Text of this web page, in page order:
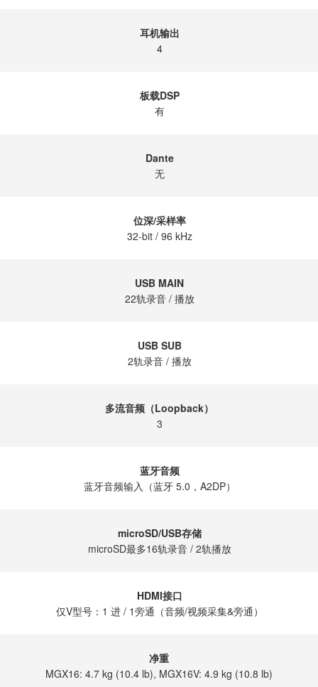
耳机输出
4
板载DSP
有
Dante
无
位深/采样率
32-bit / 96 kHz
USB MAIN
22轨录音 / 播放
USB SUB
2轨录音 / 播放
多流音频（Loopback）
3
蓝牙音频
蓝牙音频输入（蓝牙 5.0，A2DP）
microSD/USB存储
microSD最多16轨录音 / 2轨播放
HDMI接口
仅V型号：1 进 / 1旁通（音频/视频采集&旁通）
净重
MGX16: 4.7 kg (10.4 lb), MGX16V: 4.9 kg (10.8 lb)